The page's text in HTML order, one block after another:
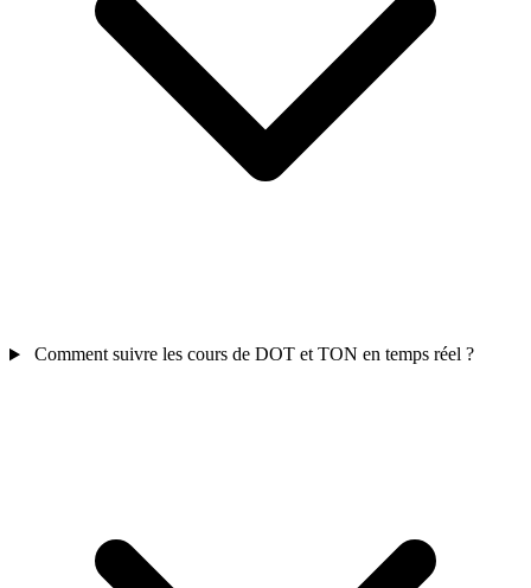
Comment suivre les cours de DOT et TON en temps réel ?